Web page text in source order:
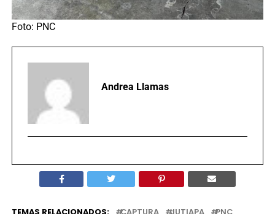
Foto: PNC
Andrea Llamas
TEMAS RELACIONADOS: CAPTURA JUTIAPA
PNC